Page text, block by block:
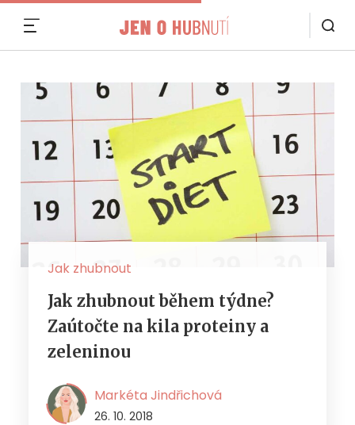
Jak zhubnout
Jak zhubnout během týdne?
Zaútočte na kila proteiny a
zeleninou
Markéta Jindřichová
26. 10. 2018